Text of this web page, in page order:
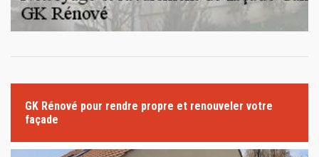
GK Rénové pour rendre propre et renouveler votre
façade